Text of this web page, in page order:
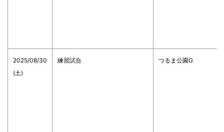
2025/08/30
(土)
練習試合 つるま公園G